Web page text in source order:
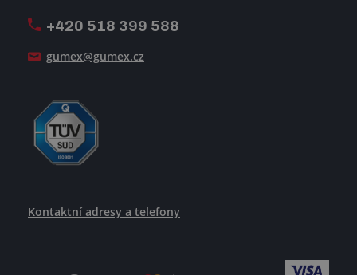
+420 518 399 588
gumex@gumex.cz
Kontaktní adresy a telefony